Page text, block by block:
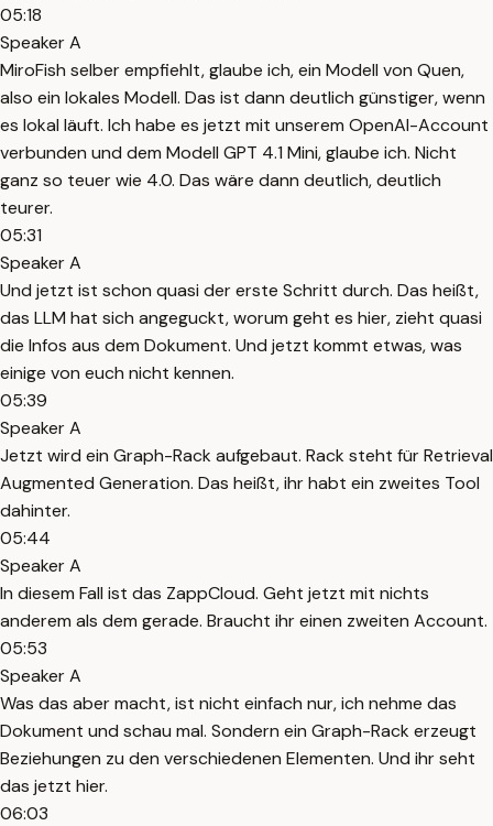
05:18
Speaker A
MiroFish selber empfiehlt, glaube ich, ein Modell von Quen,
also ein lokales Modell. Das ist dann deutlich günstiger, wenn
es lokal läuft. Ich habe es jetzt mit unserem OpenAI-Account
verbunden und dem Modell GPT 4.1 Mini, glaube ich. Nicht
ganz so teuer wie 4.0. Das wäre dann deutlich, deutlich
teurer.
05:31
Speaker A
Und jetzt ist schon quasi der erste Schritt durch. Das heißt,
das LLM hat sich angeguckt, worum geht es hier, zieht quasi
die Infos aus dem Dokument. Und jetzt kommt etwas, was
einige von euch nicht kennen.
05:39
Speaker A
Jetzt wird ein Graph-Rack aufgebaut. Rack steht für Retrieval
Augmented Generation. Das heißt, ihr habt ein zweites Tool
dahinter.
05:44
Speaker A
In diesem Fall ist das ZappCloud. Geht jetzt mit nichts
anderem als dem gerade. Braucht ihr einen zweiten Account.
05:53
Speaker A
Was das aber macht, ist nicht einfach nur, ich nehme das
Dokument und schau mal. Sondern ein Graph-Rack erzeugt
Beziehungen zu den verschiedenen Elementen. Und ihr seht
das jetzt hier.
06:03